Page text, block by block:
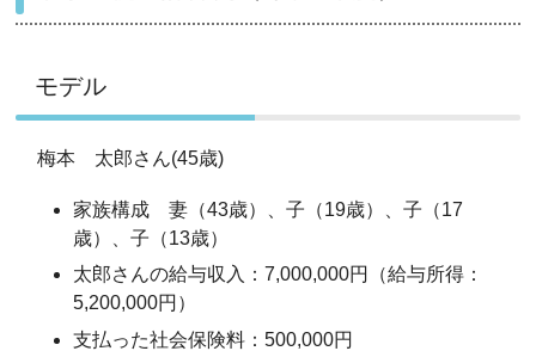
モデル
梅本 太郎さん(45歳)
家族構成 妻（43歳）、子（19歳）、子（17
歳）、子（13歳）
太郎さんの給与収入：7,000,000円（給与所得：
5,200,000円）
支払った社会保険料：500,000円